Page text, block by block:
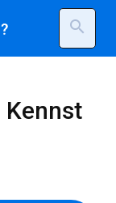
search
Kennst